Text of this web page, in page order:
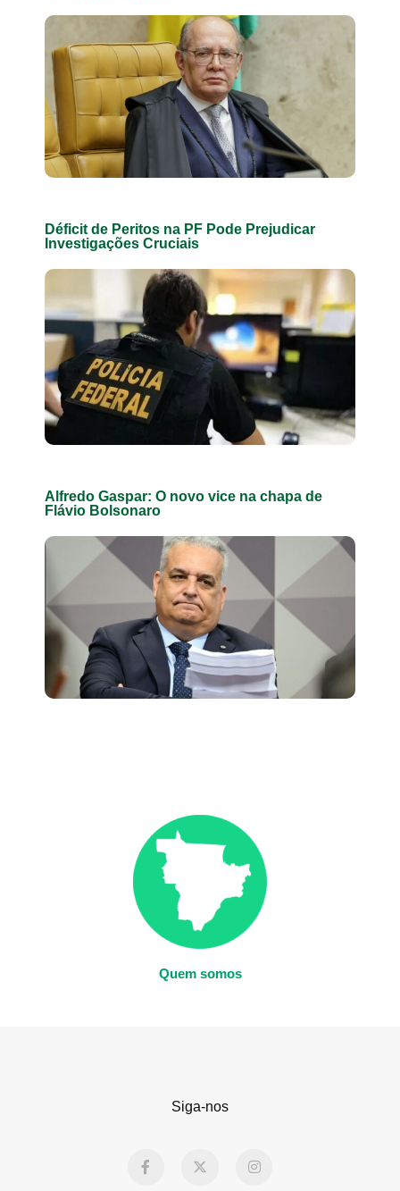
Déficit de Peritos na PF Pode Prejudicar
Investigações Cruciais
Alfredo Gaspar: O novo vice na chapa de
Flávio Bolsonaro
Quem somos
Siga-nos
a
-
n